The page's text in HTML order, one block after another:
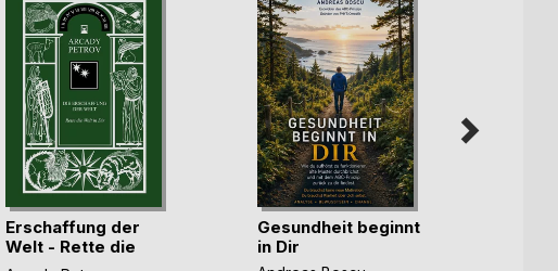
Erschaffung der
Welt - Rette die
W(...)
Gesundheit beginnt
in Dir